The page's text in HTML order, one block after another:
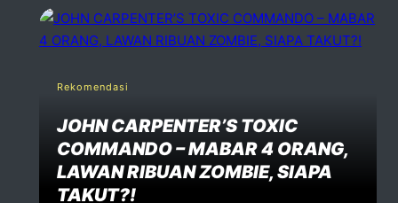
Rekomendasi
JOHN CARPENTER’S TOXIC
COMMANDO – MABAR 4 ORANG,
LAWAN RIBUAN ZOMBIE, SIAPA
TAKUT?!